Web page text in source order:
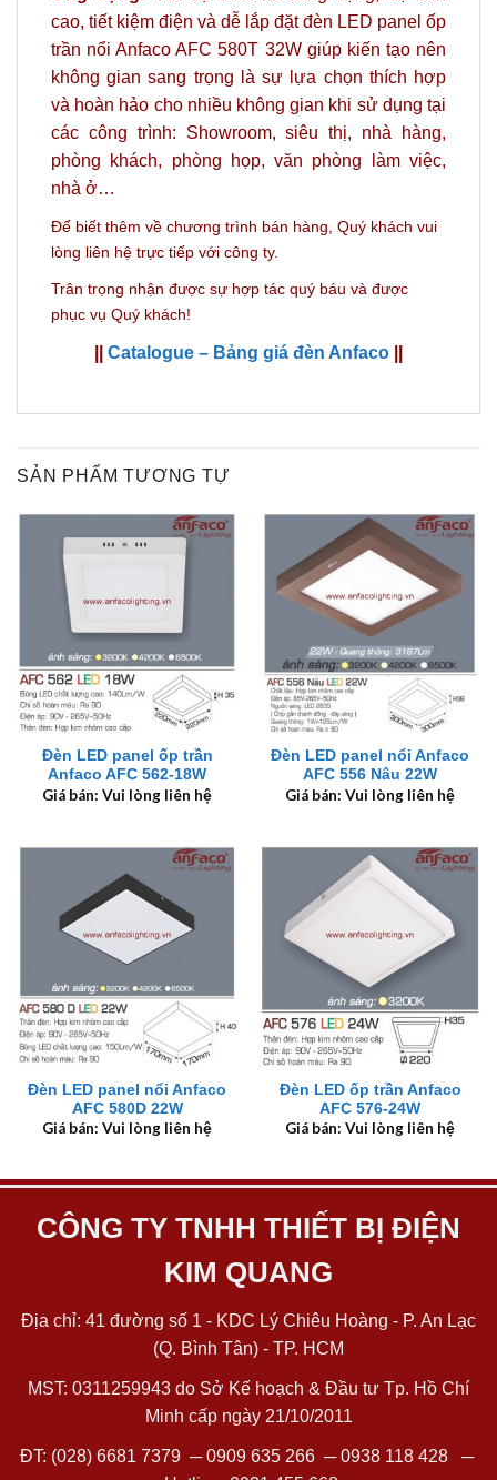
cao, tiết kiệm điện và dễ lắp đặt đèn LED panel ốp
trần nổi Anfaco AFC 580T 32W giúp kiến tạo nên
không gian sang trọng là sự lựa chọn thích hợp
và hoàn hảo cho nhiều không gian khi sử dụng tại
các công trình: Showroom, siêu thị, nhà hàng,
phòng khách, phòng họp, văn phòng làm việc,
nhà ở…
Để biết thêm về chương trình bán hàng, Quý khách vui
lòng liên hệ trực tiếp với công ty.
Trân trọng nhận được sự hợp tác quý báu và được
phục vụ Quý khách!
Catalogue – Bảng giá đèn Anfaco
SẢN PHẨM TƯƠNG TỰ
Đèn LED panel ốp trần
Anfaco AFC 562-18W
Giá bán: Vui lòng liên hệ
Đèn LED panel nổi Anfaco
AFC 556 Nâu 22W
Giá bán: Vui lòng liên hệ
Đèn LED panel nổi Anfaco
AFC 580D 22W
Giá bán: Vui lòng liên hệ
Đèn LED ốp trần Anfaco
AFC 576-24W
Giá bán: Vui lòng liên hệ
CÔNG TY TNHH THIẾT BỊ ĐIỆN
KIM QUANG
Địa chỉ: 41 đường số 1 - KDC Lý Chiêu Hoàng - P. An Lạc
(Q. Bình Tân) - TP. HCM
MST: 0311259943 do Sở Kế hoạch & Đầu tư Tp. Hồ Chí
Minh cấp ngày 21/10/2011
ĐT: (028) 6681 7379 ─0909 635 266─0938 118 428─